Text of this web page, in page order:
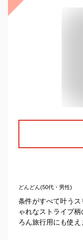
どんどん(50代・男性)
条件がすべて叶う
ゃれなストライプ
ろん旅行用にも使え